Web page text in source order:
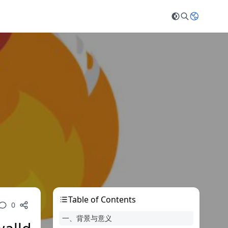
0 Table of Contents
一、背景与意义